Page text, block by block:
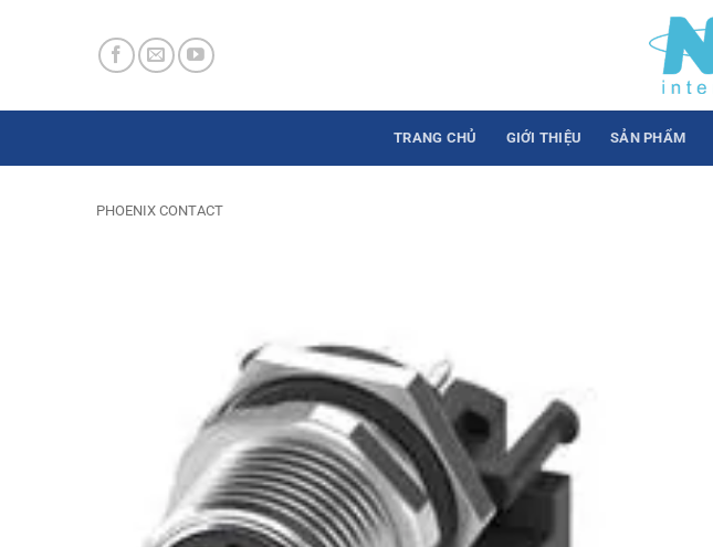
TRANG CHỦ GIỚI THIỆU SẢN PHẨM
PHOENIX CONTACT